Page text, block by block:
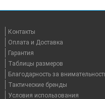
Контакты
Оплата и Доставка
Гарантия
Таблицы размеров
Благодарность за
Тактические бренды
Условия использования